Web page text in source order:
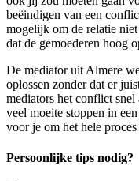
beëindigen van een
mogelijk om de relatie
dat de gemoederen hoog
De mediator uit Almere
oplossen zonder dat er
mediators het conflict
veel moeite stoppen in
voor je om het hele
Persoonlijke tips nodig?